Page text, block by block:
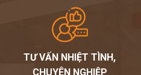
TƯ VẤN NHIỆT TÌNH,
CHUYÊN NGHIỆP